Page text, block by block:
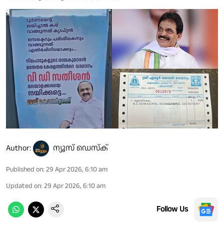
Author: ന്യൂസ് ഡെസ്ക്
Published on: 29 Apr 2026, 6:10 am
Updated on: 29 Apr 2026, 6:10 am
Follow Us